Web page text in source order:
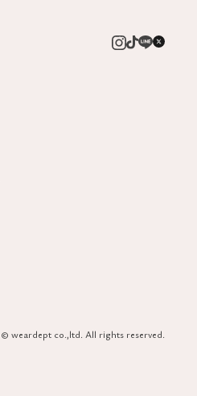
© weardept co.,ltd. All rights reserved.